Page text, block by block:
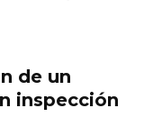
de un
inspección